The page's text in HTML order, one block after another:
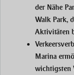
der Nähe
Walk Park,
Aktivitäten
Marina
wichtigsten